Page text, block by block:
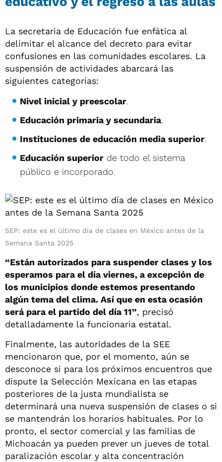
La secretaria de Educación fue enfática al
delimitar el alcance del decreto para evitar
confusiones en las comunidades escolares. La
suspensión de actividades abarcará las
siguientes categorías:
Nivel inicial y preescolar.
Educación primaria y secundaria.
Instituciones de educación media superior.
Educación superior de todo el sistema
público e incorporado.
SEP: este es el último día de clases en México antes de la
Semana Santa 2025
“Están autorizados para suspender clases y los
esperamos para el día viernes, a excepción de
los municipios donde estemos presentando
algún tema del clima. Así que en esta ocasión
será para el partido del día 11”, precisó
detalladamente la funcionaria estatal.
Finalmente, las autoridades de la SEE
mencionaron que, por el momento, aún se
desconoce si para los próximos encuentros que
dispute la Selección Mexicana en las etapas
posteriores de la justa mundialista se
determinará una nueva suspensión de clases o si
se mantendrán los horarios habituales. Por lo
pronto, el sector comercial y las familias de
Michoacán ya pueden prever un jueves de total
paralización escolar y alta concentración